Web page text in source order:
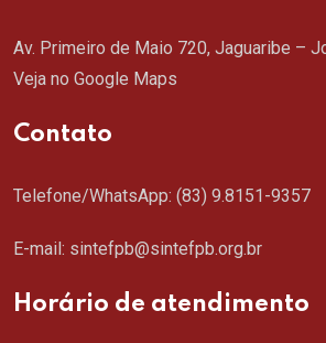
Av. Primeiro de Maio 720, Jaguaribe –
Veja no Google Maps
Contato
Telefone/WhatsApp: (83) 9.8151-9357
E-mail: sintefpb@sintefpb.org.br
Horário de atendimento